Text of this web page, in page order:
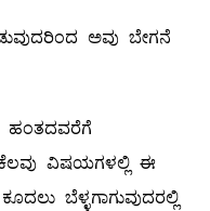
ಅವು ಬೇಗನೆ
ಹಂತದವರೆಗೆ
ಕೆಲವು ವಿಷಯಗಳಲ್ಲಿ ಈ
ಬೆಳ್ಳಗಾಗುವುದರಲ್ಲಿ